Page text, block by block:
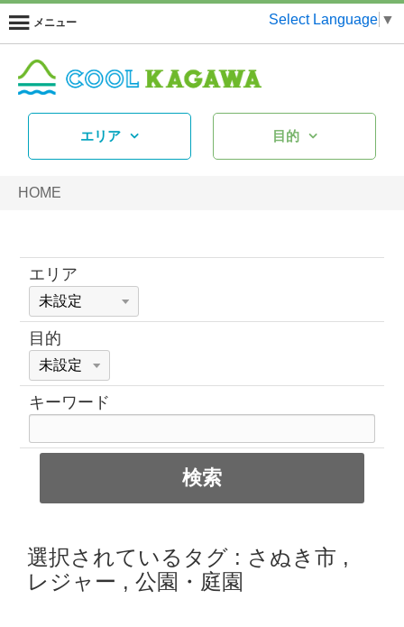
メニュー Select Language ▼
エリア 目的
HOME
エリア
目的
キーワード
選択されているタグ : さぬき市 ,
レジャー , 公園・庭園